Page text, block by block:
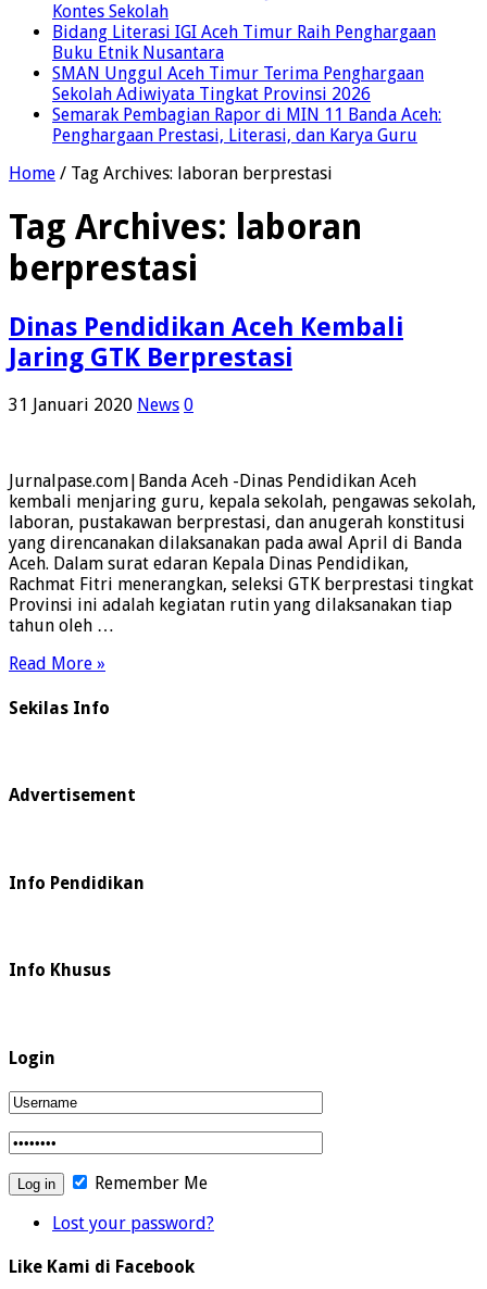
Kontes Sekolah
Bidang Literasi IGI Aceh Timur Raih Penghargaan
Buku Etnik Nusantara
SMAN Unggul Aceh Timur Terima Penghargaan
Sekolah Adiwiyata Tingkat Provinsi 2026
Semarak Pembagian Rapor di MIN 11 Banda Aceh:
Penghargaan Prestasi, Literasi, dan Karya Guru
Home / Tag Archives: laboran berprestasi
Tag Archives: laboran
berprestasi
Dinas Pendidikan Aceh Kembali
Jaring GTK Berprestasi
31 Januari 2020 News 0
Jurnalpase.com|Banda Aceh -Dinas Pendidikan Aceh
kembali menjaring guru, kepala sekolah, pengawas sekolah,
laboran, pustakawan berprestasi, dan anugerah konstitusi
yang direncanakan dilaksanakan pada awal April di Banda
Aceh. Dalam surat edaran Kepala Dinas Pendidikan,
Rachmat Fitri menerangkan, seleksi GTK berprestasi tingkat
Provinsi ini adalah kegiatan rutin yang dilaksanakan tiap
tahun oleh …
Read More »
Sekilas Info
Advertisement
Info Pendidikan
Info Khusus
Login
Remember Me
Lost your password?
Like Kami di Facebook